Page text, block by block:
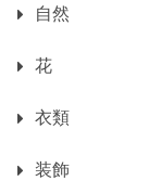
自然
花
衣類
装飾